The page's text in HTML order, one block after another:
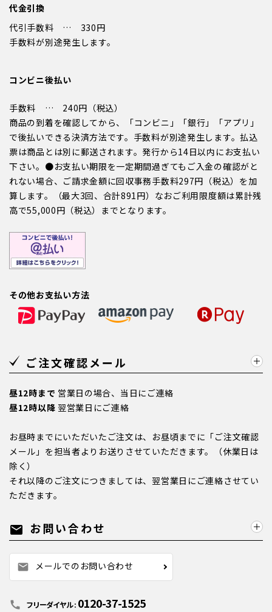
代金引換
代引手数料 … 330円
手数料が別途発生します。
コンビニ後払い
手数料 … 240円（税込）
商品の到着を確認してから、「コンビニ」「銀行」「アプリ」
で後払いできる決済方法です。手数料が別途発生します。払込
票は商品とは別に郵送されます。発行から14日以内にお支払い
下さい。●お支払い期限を一定期間過ぎてもご入金の確認がと
れない場合、ご請求金額に回収事務手数料297円（税込）を加
算します。（最大3回、合計891円）なおご利用限度額は累計残
高で55,000円（税込）までとなります。
その他お支払い方法
ご注文確認メール
昼12時まで 営業日の場合、当日にご連絡
昼12時以降 翌営業日にご連絡
お昼時までにいただいたご注文は、お昼頃までに「ご注文確認
メール」を担当者よりお送りさせていただきます。（休業日は
除く）
それ以降のご注文につきましては、翌営業日にご連絡させてい
ただきます。
mail お問い合わせ
mail メールでのお問い合わせ
call フリーダイヤル : 0120-37-1525